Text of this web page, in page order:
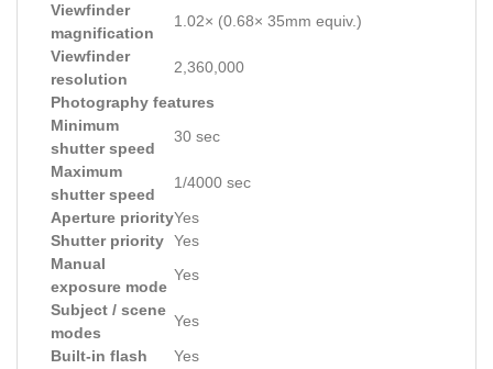
Viewfinder
magnification
1.02× (0.68× 35mm equiv.)
Viewfinder
resolution
2,360,000
Photography features
Minimum
shutter speed
30 sec
Maximum
shutter speed
1/4000 sec
Aperture priorityYes
Shutter priority Yes
Manual
exposure mode
Yes
Subject / scene
modes
Yes
Built-in flash
Yes